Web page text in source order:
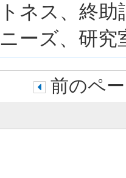
ネス、終
ーズ、研
前のペ